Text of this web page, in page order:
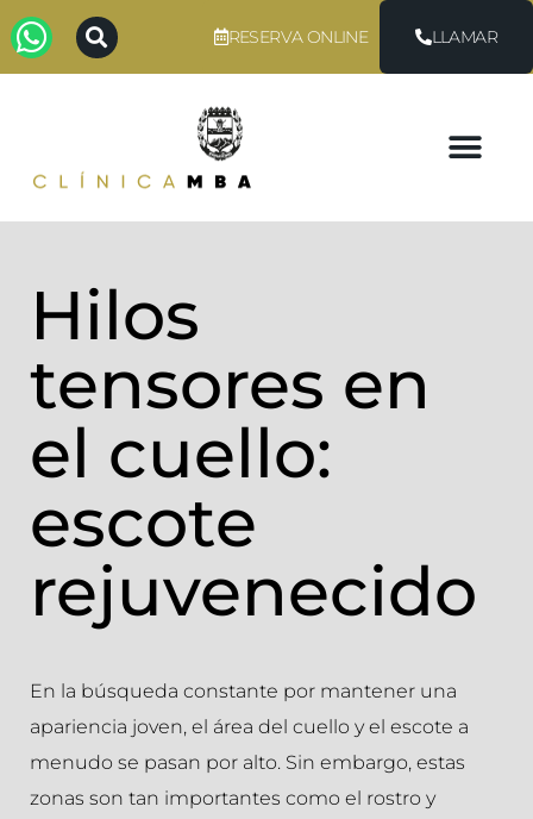
RESERVA ONLINE LLAMAR
Hilos
tensores en
el cuello:
escote
rejuvenecido
En la búsqueda constante por mantener una
apariencia joven, el área del cuello y el escote a
menudo se pasan por alto. Sin embargo, estas
zonas son tan importantes como el rostro y